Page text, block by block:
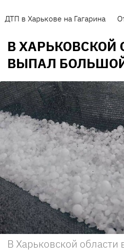
ДТП в Харькове на Гагарина
В ХАРЬКОВСКОЙ
ВЫПАЛ
В Харьковской